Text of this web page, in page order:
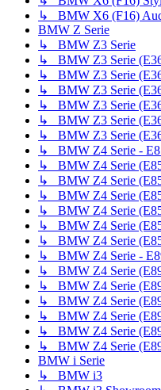
↳ BMW X6 (F16)
BMW Z Serie
↳ BMW Z3 Serie
↳ BMW Z3 Serie
↳ BMW Z3 Serie
↳ BMW Z3 Serie
↳ BMW Z3 Serie
↳ BMW Z3 Serie
↳ BMW Z3 Serie
↳ BMW Z4 Serie -
↳ BMW Z4 Serie
↳ BMW Z4 Serie
↳ BMW Z4 Serie
↳ BMW Z4 Serie (E85
↳ BMW Z4 Serie
↳ BMW Z4 Serie
↳ BMW Z4 Serie -
↳ BMW Z4 Serie
↳ BMW Z4 Serie
↳ BMW Z4 Serie
↳ BMW Z4 Serie
↳ BMW Z4 Serie
↳ BMW Z4 Serie
BMW i Serie
↳ BMW i3